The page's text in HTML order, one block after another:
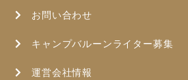
お問い合わせ
キャンプバルーンライター募集
運営会社情報